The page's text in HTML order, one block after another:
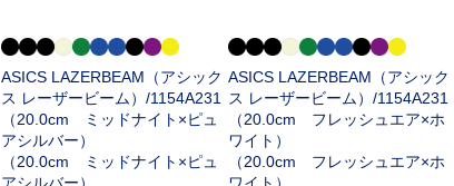
ASICS LAZERBEAM（アシック
ス レーザービーム）/1154A231
（20.0cm ミッドナイト×ピュ
アシルバー）
（20.0cm ミッドナイト×ピュ
ASICS LAZERBEAM（アシック
ス レーザービーム）/1154A231
（20.0cm フレッシュエア×ホ
ワイト）
（20.0cm フレッシュエア×ホ